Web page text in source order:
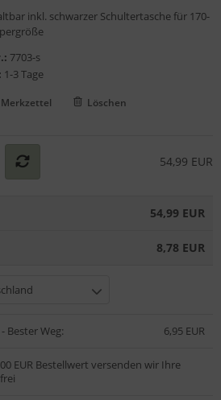
inkl. schwarzer Schultertasche für 170-
7703-s
1-3 Tage
Löschen
54,99 EUR
54,99 EUR
8,78 EUR
Bester Weg: 6,95 EUR
EUR Bestellwert versenden wir Ihre